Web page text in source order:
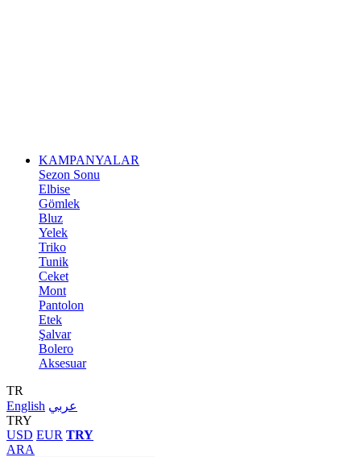
KAMPANYALAR
Sezon Sonu
Elbise
Gömlek
Bluz
Yelek
Triko
Tunik
Ceket
Mont
Pantolon
Etek
Şalvar
Bolero
Aksesuar
TR
English عربي
TRY
USD EUR TRY
ARA